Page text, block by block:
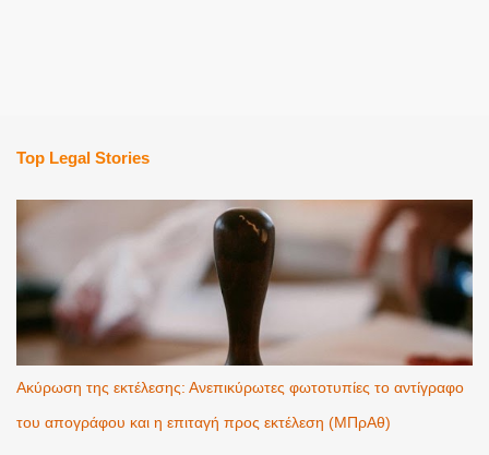
Top Legal Stories
Ακύρωση της εκτέλεσης: Ανεπικύρωτες φωτοτυπίες το αντίγραφο
του απογράφου και η επιταγή προς εκτέλεση (ΜΠρΑθ)